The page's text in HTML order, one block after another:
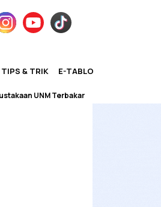
TIPS & TRIK E-TABLOID
UNM Terbakar